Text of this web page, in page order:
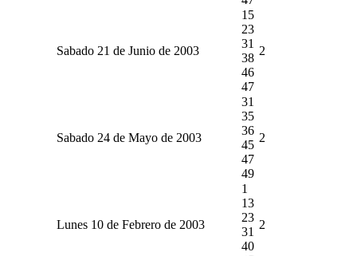
Sabado 21 de Junio de 2003
15
23
31
38
46
47
2
Sabado 24 de Mayo de 2003
31
35
36
45
47
49
2
Lunes 10 de Febrero de 2003
1
13
23
31
40
2